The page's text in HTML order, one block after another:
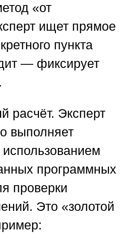
«от
ищет прямое
пункта
— фиксирует
расчёт. Эксперт
выполняет
программных
проверки
Это «золотой